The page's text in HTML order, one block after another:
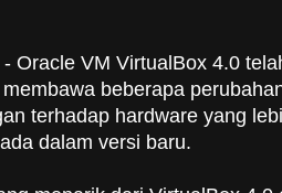
- Oracle VM VirtualBox 4.0
beberapa
terhadap hardware yang
dalam versi baru.